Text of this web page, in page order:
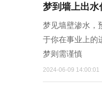
梦到墙上出水
梦见墙壁渗水，
于你在事业上的
梦则需谨慎
2024-06-09 14:00:01